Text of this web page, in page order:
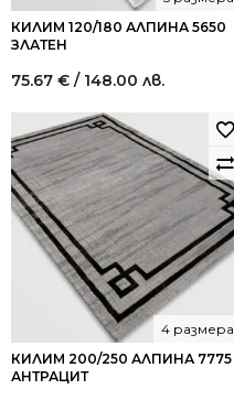
КИЛИМ 120/180 АЛПИНА 5650
ЗЛАТЕН
75.67 € / 148.00 лв.
КИЛИМ 200/250 АЛПИНА 7775
АНТРАЦИТ
4 размера